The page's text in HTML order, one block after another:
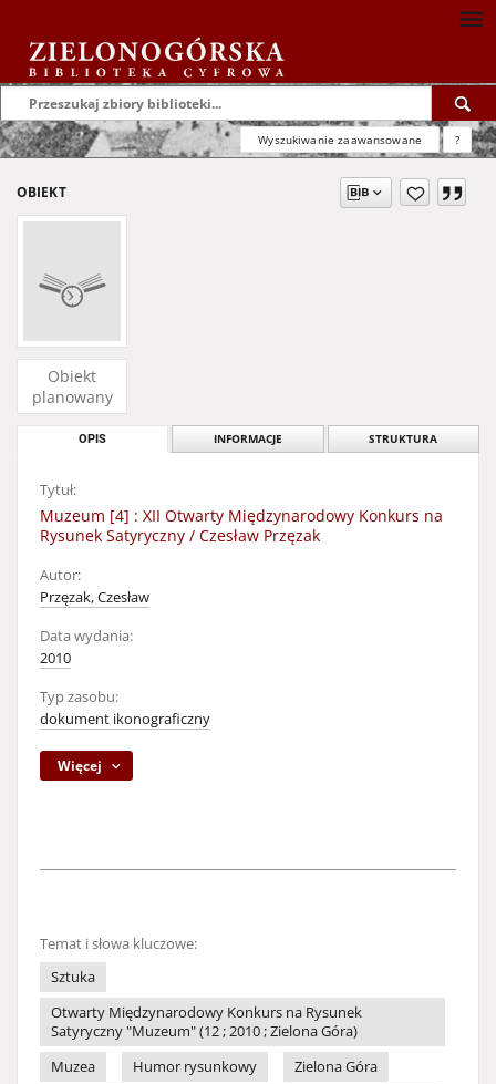
Wyszukiwanie zaawansowane ?
OBIEKT
Obiekt
planowany
OPIS INFORMACJE STRUKTURA
Tytuł:
Muzeum [4] : XII Otwarty Międzynarodowy Konkurs na
Rysunek Satyryczny / Czesław Przęzak
Autor:
Przęzak, Czesław
Data wydania:
2010
Typ zasobu:
dokument ikonograficzny
Więcej
Temat i słowa kluczowe:
Sztuka
Otwarty Międzynarodowy Konkurs na Rysunek
Satyryczny "Muzeum" (12 ; 2010 ; Zielona Góra)
Muzea
Humor rysunkowy
Zielona Góra